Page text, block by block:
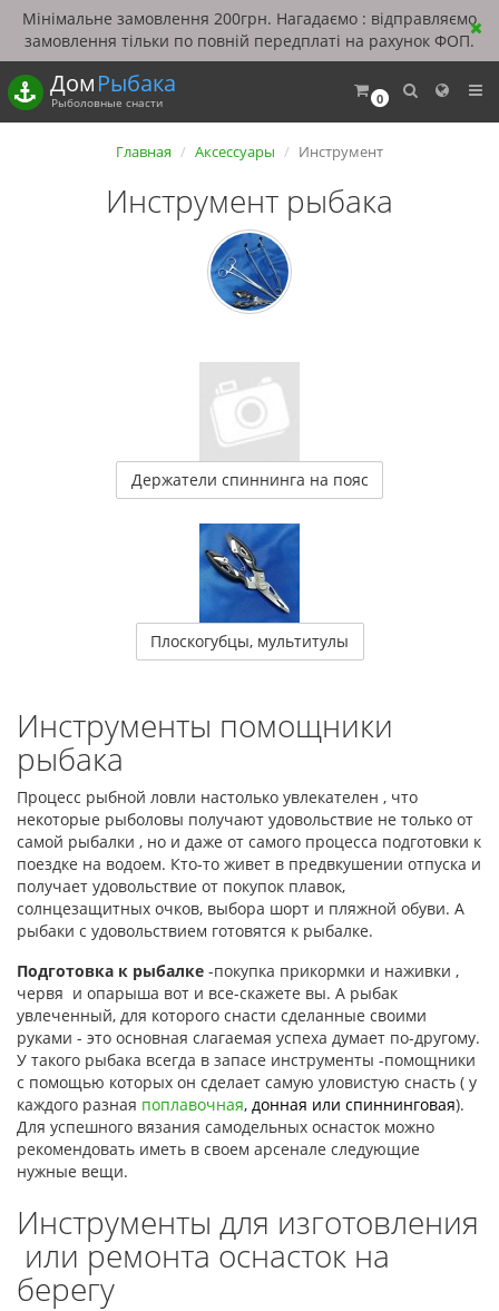
Мінімальне замовлення 200грн. Нагадаємо : відправляємо
замовлення тільки по повній передплаті на рахунок ФОП.
0
ДомРыбака
Рыболовные снасти
Главная Аксессуары Инструмент
Инструмент рыбака
Держатели спиннинга на пояс
Плоскогубцы, мультитулы
Инструменты помощники
рыбака
Процесс рыбной ловли настолько увлекателен , что
некоторые рыболовы получают удовольствие не только от
самой рыбалки , но и даже от самого процесса подготовки к
поездке на водоем. Кто-то живет в предвкушении отпуска и
получает удовольствие от покупок плавок,
солнцезащитных очков, выбора шорт и пляжной обуви. А
рыбаки с удовольствием готовятся к рыбалке.
Подготовка к рыбалке -покупка прикормки и наживки ,
червя и опарыша вот и все-скажете вы. А рыбак
увлеченный, для которого снасти сделанные своими
руками - это основная слагаемая успеха думает по-другому.
У такого рыбака всегда в запасе инструменты -помощники
с помощью которых он сделает самую уловистую снасть ( у
каждого разная поплавочная, донная или спиннинговая).
Для успешного вязания самодельных оснасток можно
рекомендовать иметь в своем арсенале следующие
нужные вещи.
Инструменты для изготовления
или ремонта оснасток на
берегу